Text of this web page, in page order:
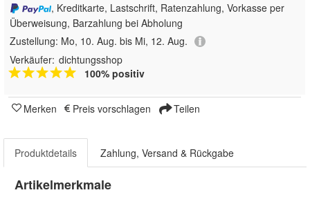
, Kreditkarte, Lastschrift, Ratenzahlung, Vorkasse per
Überweisung, Barzahlung bei Abholung
Zustellung: Mo, 10. Aug. bis Mi, 12. Aug.
Verkäufer: dichtungsshop
100% positiv
Merken Preis vorschlagen Teilen
Produktdetails Zahlung, Versand & Rückgabe
Artikelmerkmale